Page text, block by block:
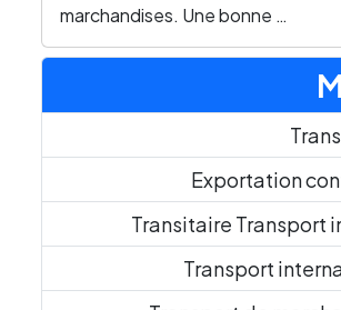
marchandises. Une bonne …
Exportation
Transitaire Transport
Transport